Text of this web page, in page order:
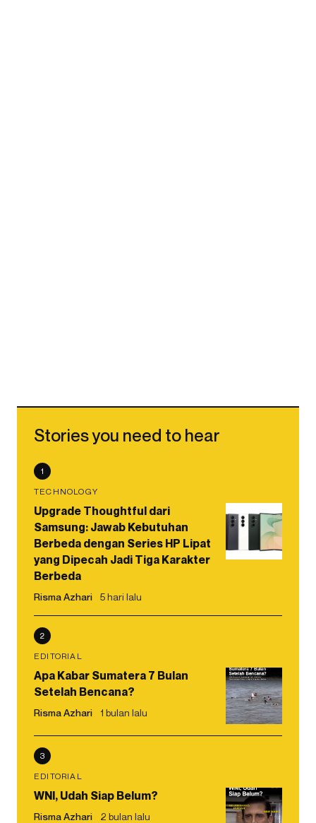
Stories you need to hear
1
TECHNOLOGY
Upgrade Thoughtful dari
Samsung: Jawab Kebutuhan
Berbeda dengan Series HP Lipat
yang Dipecah Jadi Tiga Karakter
Berbeda
Risma Azhari 5 hari lalu
2
EDITORIAL
Apa Kabar Sumatera 7 Bulan
Setelah Bencana?
Risma Azhari 1 bulan lalu
3
EDITORIAL
WNI, Udah Siap Belum?
Risma Azhari 2 bulan lalu